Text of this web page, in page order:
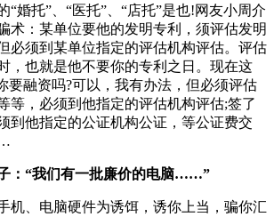
“婚托”、“医托”、“店托”是也!网友小周介
术：某单位要他的发明专利，须评估发明
必须到某单位指定的评估机构评估。评估
，也就是他不要你的专利之日。现在这
要融资吗?可以，我有办法，但必须评估
等，必须到他指定的评估机构评估;签了
到他指定的公证机构公证，等公证费交
：“我们有一批廉价的电脑……”
机、电脑硬件为诱饵，诱你上当，骗你汇